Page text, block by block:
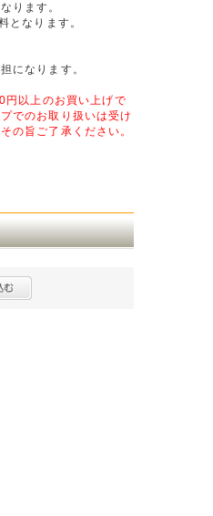
ります。
となります。
になります。
以上のお買い上げで
でのお取り扱いは受け
の旨ご了承ください。